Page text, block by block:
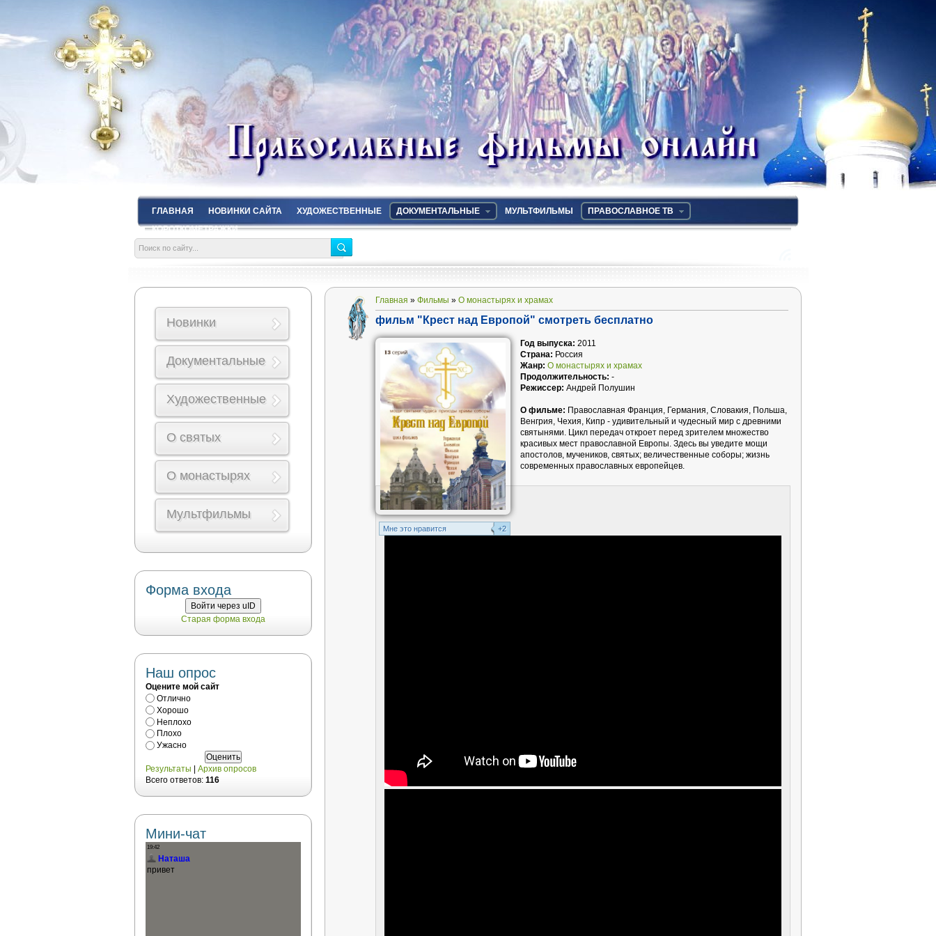
ГЛАВНАЯ НОВИНКИ САЙТА ХУДОЖЕСТВЕННЫЕ ДОКУМЕНТАЛЬНЫЕ МУЛЬТФИЛЬМЫ
ПРАВОСЛАВНОЕ ТВ
КОРОТКОМЕТРАЖКИ
Главная » Фильмы » О монастырях и храмах
фильм "Крест над Европой" смотреть бесплатно
Mне это нравится +2
Год выпуска: 2011
Страна: Россия
Жанр: О монастырях и храмах
Продолжительность: -
Режиссер: Андрей Полушин
О фильме: Православная Франция, Германия, Словакия, Польша,
Венгрия, Чехия, Кипр - удивительный и чудесный мир с древними
святынями. Цикл передач откроет перед зрителем множество
красивых мест православной Европы. Здесь вы уведите мощи
апостолов, мучеников, святых; величественные соборы; жизнь
современных православных европейцев.
Новинки
Документальные
Художественные
О святых
О монастырях
Мультфильмы
Форма входа
Войти через uID
Старая форма входа
Наш опрос
Оцените мой сайт
Отлично
Хорошо
Неплохо
Плохо
Ужасно
Результаты
Архив опросов
Всего ответов: 116
Мини-чат